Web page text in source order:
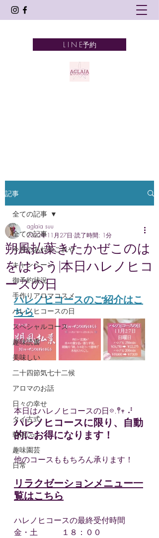
L I N E予約
記事
全ての記事
今月のあれやこれや
キャンペーン
御予約状況
手作りアロマコスメ
ハレノヒコースの日
スペシャルコース
趣味読書
美味しい
二十四節気七十二候
アロマのお話
日々の幸せ
タイ古式
朝活Day
趣味園芸
日常
全ての記事
朔風払葉きたかぜこのは
をはらう|本日ハレノヒコ
ースの日
aglaia suu
2022年11月27日 読了時間: 1分
ハレノヒコースのご紹介はこ
ちら
本日はハレノヒコースの日𖡼.𖤣𖥧 ⠜
ハレノヒコースに限り、自動
的にお得になります！
他のコースももちろん承ります！
リラクゼーションメニュー一
覧はこちら
ハレノヒコースの最終受付時間
金・土　　　１８：００